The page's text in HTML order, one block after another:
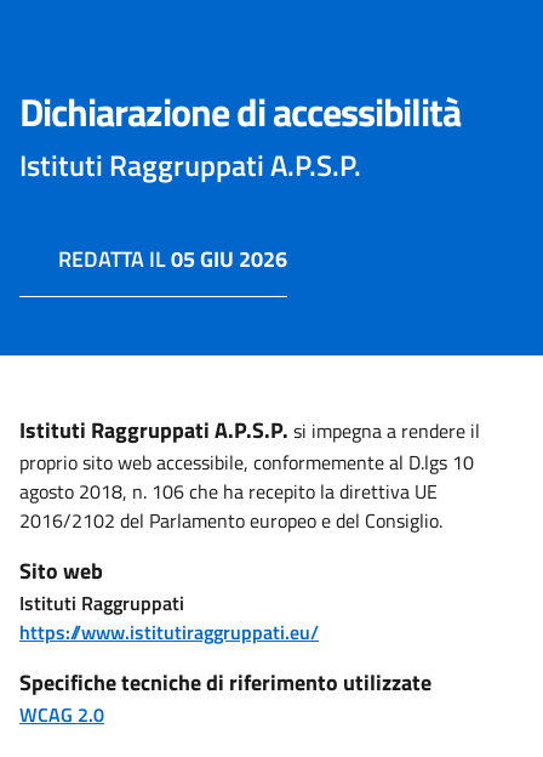
Dichiarazione di accessibilità
Istituti Raggruppati A.P.S.P.
REDATTA IL05 GIU 2026
Istituti Raggruppati A.P.S.P. si impegna a rendere il
proprio sito web accessibile, conformemente al D.lgs 10
agosto 2018, n. 106 che ha recepito la direttiva UE
2016/2102 del Parlamento europeo e del Consiglio.
Sito web
Istituti Raggruppati
https://www.istitutiraggruppati.eu/
Specifiche tecniche di riferimento utilizzate
WCAG 2.0